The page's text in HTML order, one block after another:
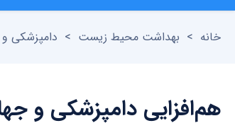
خانه > بهداشت محیط زیست > دامپزشکی و
هم‌افزایی دامپزشکی و